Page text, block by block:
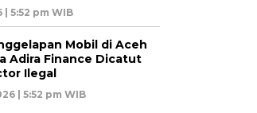
5:52 pm WIB
Mobil di Aceh
Adira Finance Dicatut
Ilegal
| 5:52 pm WIB